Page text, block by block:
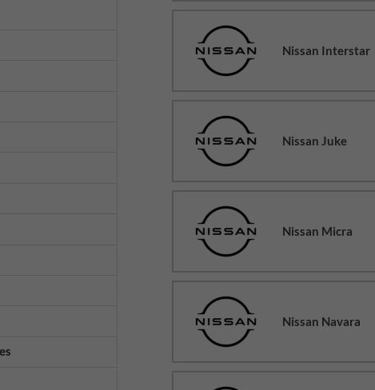
Nissan Interstar
Nissan Juke
Nissan Micra
Nissan Navara